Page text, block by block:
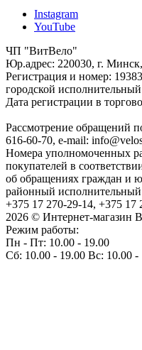
Instagram
YouTube
ЧП "ВитВело"
Юр.адрес: 220030, г.
Регистрация и номер:
городской исполнительный
Дата регистрации в
Рассмотрение обращений
616-60-70, e-mail:
Номера уполномоченных
покупателей в
об обращениях граждан и
районный исполнительный
+375 17 270-29-14, +375 17
2026 © Интернет-магазин
Режим работы:
Пн - Пт: 10.00 - 19.00
Сб: 10.00 - 19.00 Вс: 10.00 -